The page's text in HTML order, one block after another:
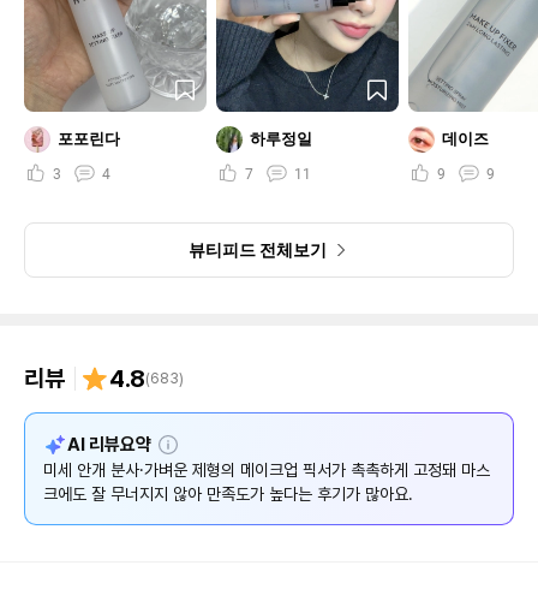
포포린다
3 4
하루정일
7 11
데이즈
9 9
뷰티피드 전체보기
리뷰 4.8(683)
AI 리뷰요약 설
명
미세 안개 분사·가벼운 제형의 메이크업 픽서가 촉촉하게 고정돼 마스
크에도 잘 무너지지 않아 만족도가 높다는 후기가 많아요.